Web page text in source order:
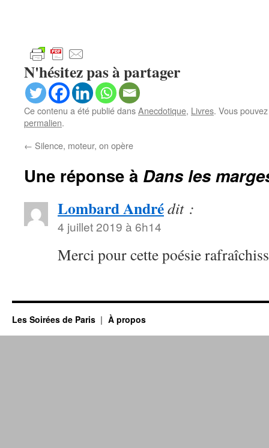
N'hésitez pas à partager
Ce contenu a été publié dansAnecdotique, Livres. Vous
permalien.
← Silence, moteur, on opère
Une réponse à Dans les
Lombard Andrédit :
4 juillet 2019 à 6h14
Merci pour cette poésie
Les Soirées de Paris À propos